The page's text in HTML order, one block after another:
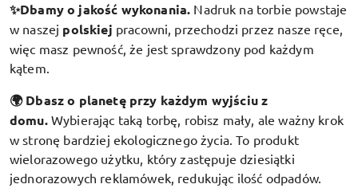
✨Dbamy o jakość wykonania. Nadruk na torbie powstaje
w naszej polskiej pracowni, przechodzi przez nasze ręce,
więc masz pewność, że jest sprawdzony pod każdym
kątem.
🌍 Dbasz o planetę przy każdym wyjściu z
domu. Wybierając taką torbę, robisz mały, ale ważny krok
w stronę bardziej ekologicznego życia. To produkt
wielorazowego użytku, który zastępuje dziesiątki
jednorazowych reklamówek, redukując ilość odpadów.